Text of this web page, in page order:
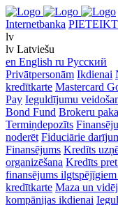
Internetbanka
lv
lv Latviešu
en English ru Русский
Privātpersonām Ikdienai
kredītkarte Mastercard
Pay Ieguldījumu
Bond Fund Brokeru
Termiņdepozīts
noderēt Fiduciārie
Finansējums Kredīts
organizēšana Kredīts
finansējums
kredītkarte Maza un
kompānijas ikdienai